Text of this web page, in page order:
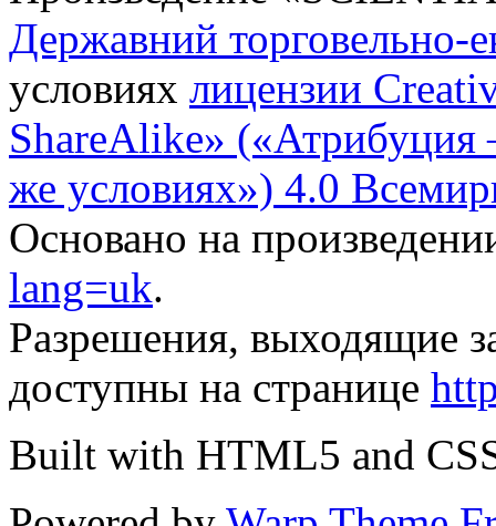
Державний торговельно-
условиях лицензии
ShareAlike»
же условиях») 4.0
Основано на
lang=uk.
Разрешения, выходящие
доступны на странице
Built with HTML5 and